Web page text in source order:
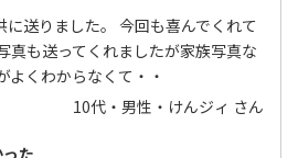
送りました。 今回も喜んでくれて
真も送ってくれましたが家族写真な
よくわからなくて・・
10代・男性・けんジィ さん